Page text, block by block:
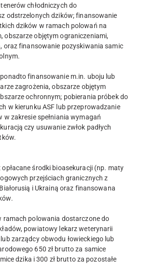
chłodniczych do
odstrzelonych dzików; finansowanie
dzików w ramach polowań na
obszarze objętym ograniczeniami,
oraz finansowanie pozyskiwania samic
finansowanie m.in. uboju lub
zagrożenia, obszarze objętym
ochronnym; pobierania próbek do
w kierunku ASF lub przeprowadzanie
zakresie spełniania wymagań
czy usuwanie zwłok padłych
środki bioasekuracji (np. maty
przejściach granicznych z
i Ukrainą oraz finansowana
ramach polowania dostarczone do
powiatowy lekarz weterynarii
zarządcy obwodu łowieckiego lub
650 zł brutto za samice
dzika i 300 zł brutto za pozostałe